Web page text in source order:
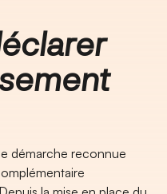
démarche reconnue